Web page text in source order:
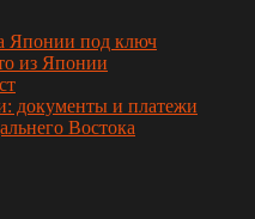
Японии под ключ
из Японии
документы и платежи
Востока